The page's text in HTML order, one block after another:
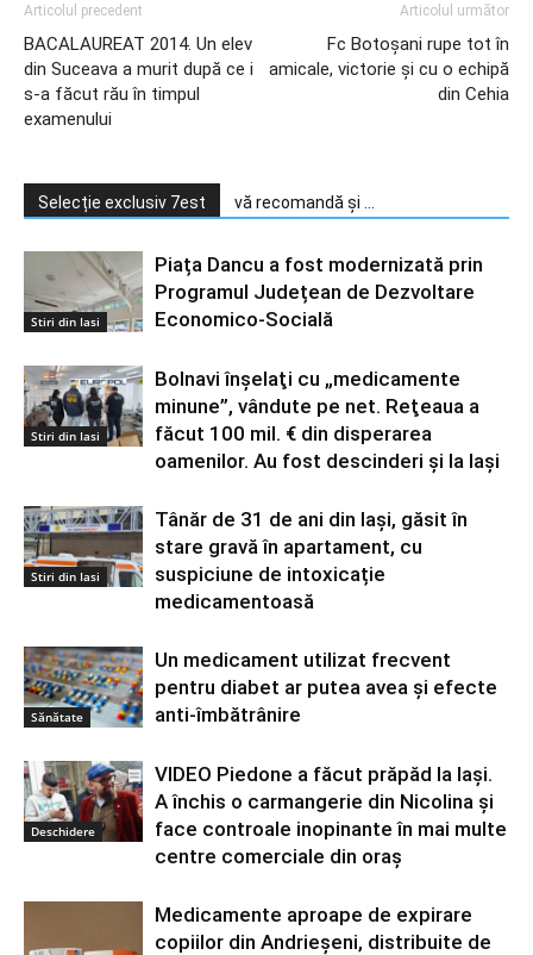
Articolul precedent
BACALAUREAT 2014. Un elev
din Suceava a murit după ce i
s-a făcut rău în timpul
examenului
Articolul următor
Fc Botoşani rupe tot în
amicale, victorie şi cu o echipă
din Cehia
Selecție exclusiv 7est vă recomandă și ...
Stiri din Iasi
Piața Dancu a fost modernizată prin
Programul Județean de Dezvoltare
Economico-Socială
Stiri din Iasi
Bolnavi înşelaţi cu „medicamente
minune”, vândute pe net. Reţeaua a
făcut 100 mil. € din disperarea
oamenilor. Au fost descinderi și la Iași
Stiri din Iasi
Tânăr de 31 de ani din Iași, găsit în
stare gravă în apartament, cu
suspiciune de intoxicație
medicamentoasă
Sănătate
Un medicament utilizat frecvent
pentru diabet ar putea avea şi efecte
anti-îmbătrânire
Deschidere
VIDEO Piedone a făcut prăpăd la Iași.
A închis o carmangerie din Nicolina și
face controale inopinante în mai multe
centre comerciale din oraș
Medicamente aproape de expirare
copiilor din Andrieșeni, distribuite de